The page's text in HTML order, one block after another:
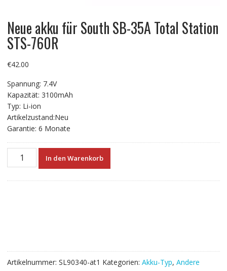
Neue akku für South SB-35A Total Station
STS-760R
€42.00
Spannung: 7.4V
Kapazität: 3100mAh
Typ: Li-ion
Artikelzustand:Neu
Garantie: 6 Monate
Neue
760R
Menge
In den Warenkorb
Artikelnummer: SL90340-at1 Kategorien: Akku-Typ, Andere